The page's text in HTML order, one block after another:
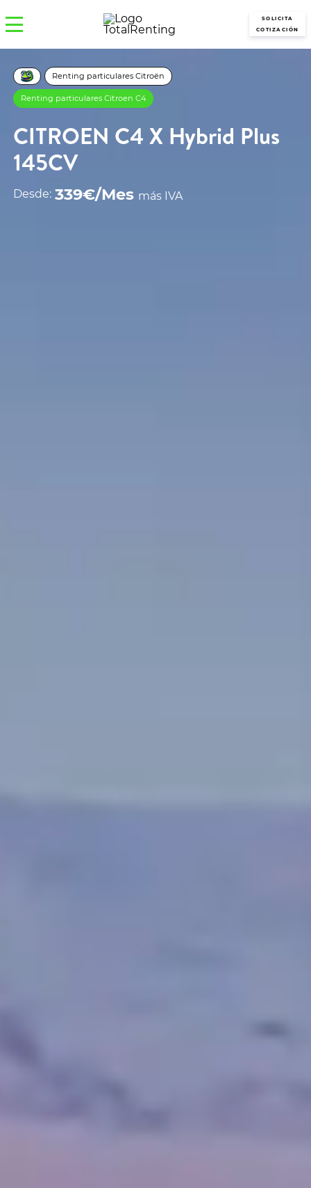
SOLICITA
COTIZACIÓN
Renting particulares Citroën
Renting particulares Citroen C4
CITROEN C4 X Hybrid Plus
145CV
Desde: 339€/Mes más IVA